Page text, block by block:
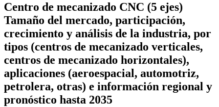
Centro de mecanizado CNC (5 ejes)
Tamaño del mercado, participación,
crecimiento y análisis de la industria, por
tipos (centros de mecanizado verticales,
centros de mecanizado horizontales),
aplicaciones (aeroespacial, automotriz,
petrolera, otras) e información regional y
pronóstico hasta 2035